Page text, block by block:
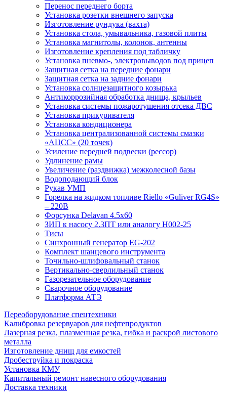
Перенос переднего борта
Установка розетки внешнего запуска
Изготовление рундука (вахта)
Установка стола, умывальника, газовой плиты
Установка магнитолы, колонок, антенны
Изготовление крепления под табличку
Установка пневмо-, электровыводов под прицеп
Защитная сетка на передние фонари
Защитная сетка на задние фонари
Установка солнцезащитного козырька
Антикоррозийная обработка днища, крыльев
Установка системы пожаротушения отсека ДВС
Установка прикуривателя
Установка кондиционера
Установка централизованной системы смазки
«АЦСС» (20 точек)
Усиление передней подвески (рессор)
Удлинение рамы
Увеличение (раздвижка) межколесной базы
Водоподающий блок
Рукав УМП
Горелка на жидком топливе Riello «Guliver RG4S»
– 220В
Форсунка Delavan 4.5х60
ЗИП к насосу 2.3ПТ или аналогу Н002-25
Тисы
Синхронный генератор EG-202
Комплект шанцевого инструмента
Точильно-шлифовальный станок
Вертикально-сверлильный станок
Газорезательное оборудование
Сварочное оборудование
Платформа АТЭ
Переоборудование спецтехники
Калибровка резервуаров для нефтепродуктов
Лазерная резка, плазменная резка, гибка и раскрой листового
металла
Изготовление днищ для емкостей
Дробеструйка и покраска
Установка КМУ
Капитальный ремонт навесного оборудования
Доставка техники